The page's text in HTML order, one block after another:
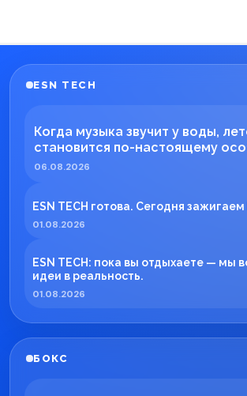
ESN TECH
Когда музыка звучит у воды,
становится по-настоящему
06.08.2026
ESN TECH готова. Сегодня
01.08.2026
ESN TECH: пока вы отдыхаете — мы
идеи в реальность.
01.08.2026
БОКС